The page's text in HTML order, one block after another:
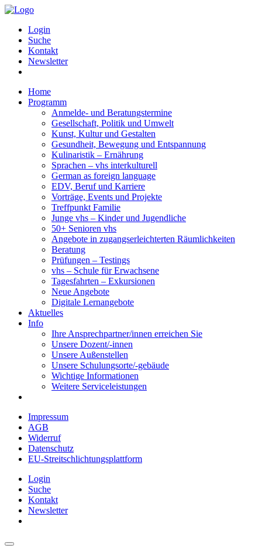
Login
Suche
Kontakt
Newsletter
Home
Programm
Anmelde- und Beratungstermine
Gesellschaft, Politik und Umwelt
Kunst, Kultur und Gestalten
Gesundheit, Bewegung und Entspannung
Kulinaristik – Ernährung
Sprachen – vhs interkulturell
German as foreign language
EDV, Beruf und Karriere
Vorträge, Events und Projekte
Treffpunkt Familie
Junge vhs – Kinder und Jugendliche
50+ Senioren vhs
Angebote in zugangserleichterten Räumlichkeiten
Beratung
Prüfungen – Testings
vhs – Schule für Erwachsene
Tagesfahrten – Exkursionen
Neue Angebote
Digitale Lernangebote
Aktuelles
Info
Ihre Ansprechpartner/innen erreichen Sie
Unsere Dozent/-innen
Unsere Außenstellen
Unsere Schulungsorte/-gebäude
Wichtige Informationen
Weitere Serviceleistungen
Impressum
AGB
Widerruf
Datenschutz
EU-Streitschlichtungsplattform
Login
Suche
Kontakt
Newsletter